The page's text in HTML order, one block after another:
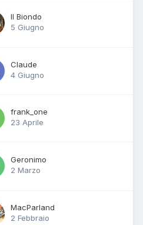
Il Biondo
5 Giugno
Claude
4 Giugno
frank_one
23 Aprile
Geronimo
2 Marzo
MacParland
2 Febbraio